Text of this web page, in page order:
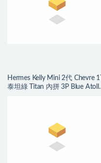
Hermes Kelly Mini 2代 Chevre 1T
泰坦綠 Titan 內拼 3P Blue Atoll